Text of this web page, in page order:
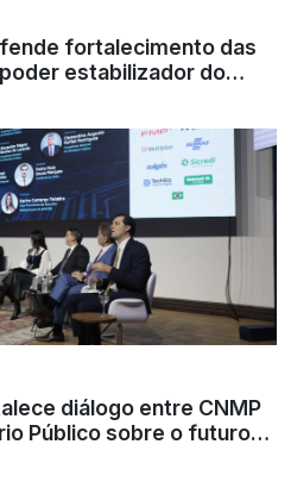
fortalecimento das
estabilizador do
diálogo entre CNMP
Público sobre o futuro